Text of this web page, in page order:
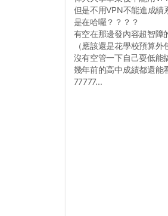
但是不用VPN不能進成績
是在哈囉？？？？
有空在那邊發內容超智障
（應該還是花學校預算外
沒有空管一下自己耍低能
幾年前的高中成績都還能
77777...